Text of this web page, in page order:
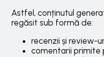
Astfel, conținutul
regăsit sub formă de:
recenzii și review-
comentarii primite